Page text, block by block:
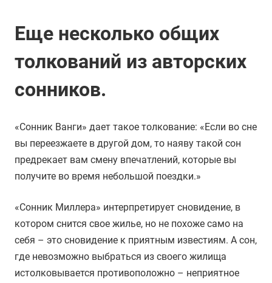
Еще несколько общих
толкований из авторских
сонников.
«Сонник Ванги» дает такое толкование: «Если во сне
вы переезжаете в другой дом, то наяву такой сон
предрекает вам смену впечатлений, которые вы
получите во время небольшой поездки.»
«Сонник Миллера» интерпретирует сновидение, в
котором снится свое жилье, но не похоже само на
себя – это сновидение к приятным известиям. А сон,
где невозможно выбраться из своего жилища
истолковывается противоположно – неприятное